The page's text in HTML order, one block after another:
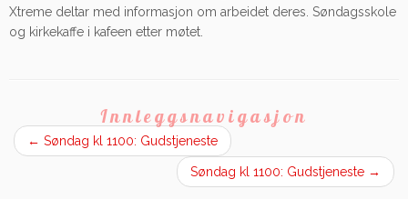
Xtreme deltar med informasjon om arbeidet deres. Søndagsskole
og kirkekaffe i kafeen etter møtet.
Innleggsnavigasjon
← Søndag kl 1100: Gudstjeneste
Søndag kl 1100: Gudstjeneste →